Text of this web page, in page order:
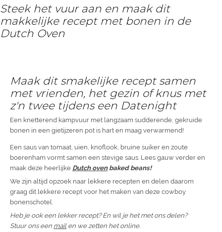
Steek het vuur aan en maak dit
makkelijke recept met bonen in de
Dutch Oven
Maak dit smakelijke recept samen
met vrienden, het gezin of knus met
z'n twee tijdens een Datenight
Een knetterend kampvuur met langzaam sudderende, gekruide
bonen in een gietijzeren pot is hart en maag verwarmend!
Een saus van tomaat, uien, knoflook, bruine suiker en zoute
boerenham vormt samen een stevige saus. Lees gauw verder en
maak deze heerlijke Dutch ovenbaked beans!
We zijn altijd opzoek naar lekkere recepten en delen daarom
graag dit lekkere recept voor het maken van deze cowboy
bonenschotel.
Heb je ook een lekker recept? En wil je het met ons delen?
Stuur ons een mailen we zetten het online.